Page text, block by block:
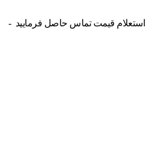
استعلام قیمت تماس حاصل فرمایید -